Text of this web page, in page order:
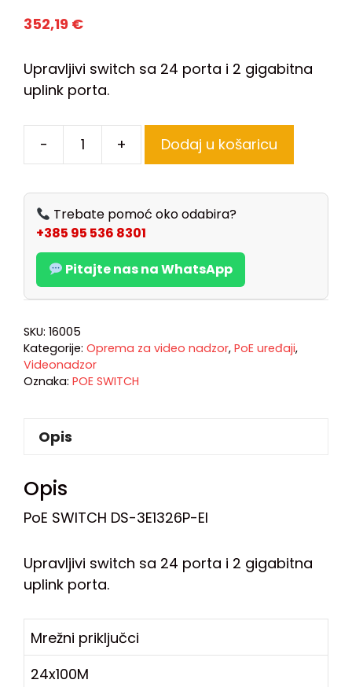
352,19 €
Upravljivi switch sa 24 porta i 2 gigabitna
uplink porta.
- + Dodaj u košaricu
Trebate pomoć oko odabira?
+385 95 536 8301
Pitajte nas na WhatsApp
SKU: 16005
Kategorije: Oprema za video nadzor, PoE uređaji,
Videonadzor
Oznaka: POE SWITCH
Opis
Opis
PoE SWITCH DS-3E1326P-EI
Upravljivi switch sa 24 porta i 2 gigabitna
uplink porta.
Mrežni priključci
24x100M